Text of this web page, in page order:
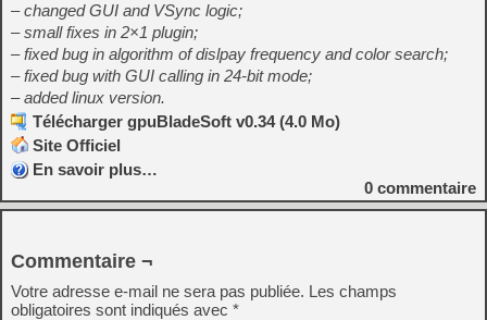
– changed GUI and VSync logic;
– small fixes in 2×1 plugin;
– fixed bug in algorithm of dislpay frequency and color search;
– fixed bug with GUI calling in 24-bit mode;
– added linux version.
Télécharger gpuBladeSoft v0.34 (4.0 Mo)
Site Officiel
En savoir plus…
0 commentaire
Commentaire ¬
Votre adresse e-mail ne sera pas publiée. Les champs
obligatoires sont indiqués avec *